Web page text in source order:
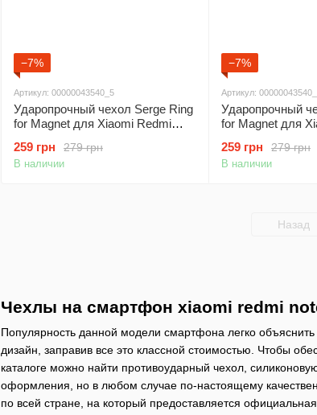
Чехлы на смартфон xiaomi redmi
Популярность данной модели смартфона легко
дизайн, заправив все это классной стоимостью. Чтобы
каталоге можно найти противоударный чехол,
оформления, но в любом случае по-настоящему
по всей стране, на который предоставляется официальная
−7%
Артикул: 00000043540_5
Ударопрочный чехол Serge Ring
for Magnet для Xiaomi Redmi
279 грн
259 грн
В наличии
−7%
Артикул:
Ударопрочный
for Magnet для
279 грн
259 грн
В наличии
Назад